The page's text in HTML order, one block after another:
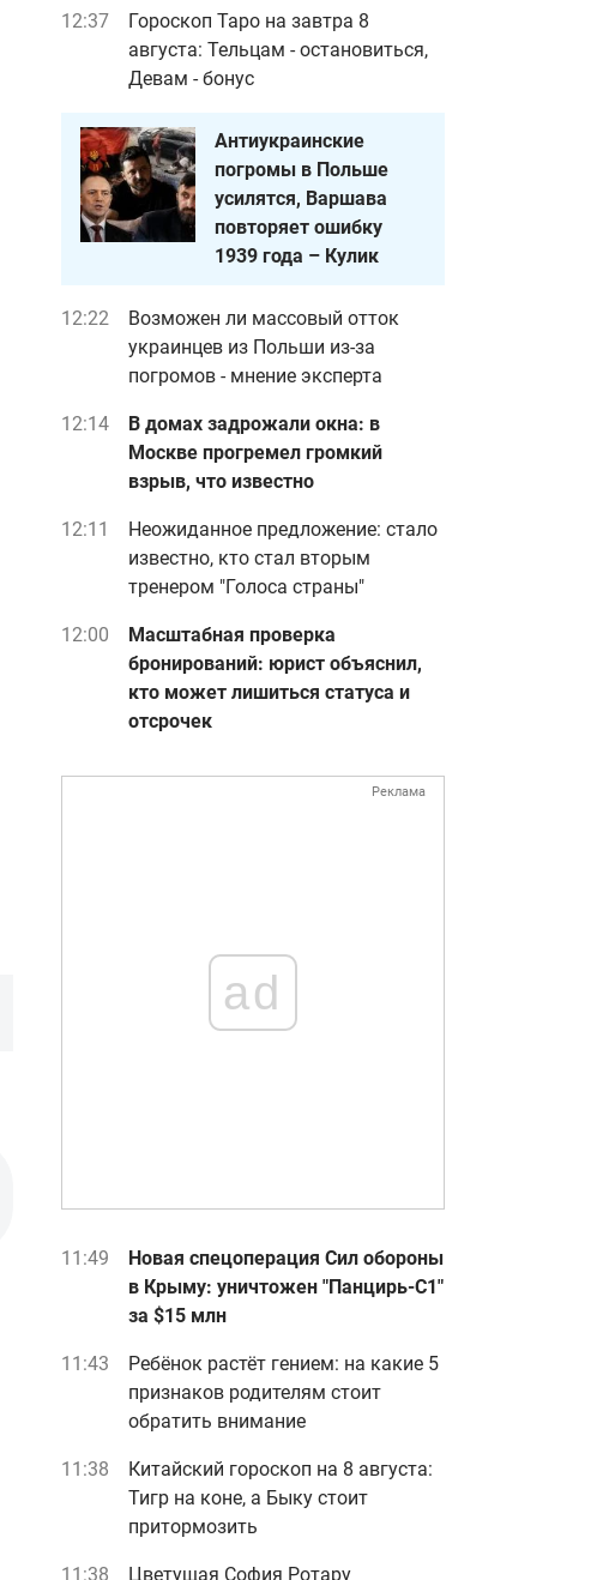
12:37
Гороскоп Таро на завтра 8
августа: Тельцам - остановиться,
Девам - бонус
Антиукраинские
погромы в Польше
усилятся, Варшава
повторяет ошибку
1939 года – Кулик
12:22
Возможен ли массовый отток
украинцев из Польши из-за
погромов - мнение эксперта
12:14
В домах задрожали окна: в
Москве прогремел громкий
взрыв, что известно
12:11
Неожиданное предложение: стало
известно, кто стал вторым
тренером "Голоса страны"
12:00
Масштабная проверка
бронирований: юрист объяснил,
кто может лишиться статуса и
отсрочек
Реклама
ad
11:49
Новая спецоперация Сил обороны
в Крыму: уничтожен "Панцирь-С1"
за $15 млн
11:43
Ребёнок растёт гением: на какие 5
признаков родителям стоит
обратить внимание
11:38
Китайский гороскоп на 8 августа:
Тигр на коне, а Быку стоит
притормозить
11:38 Цветущая София Ротару